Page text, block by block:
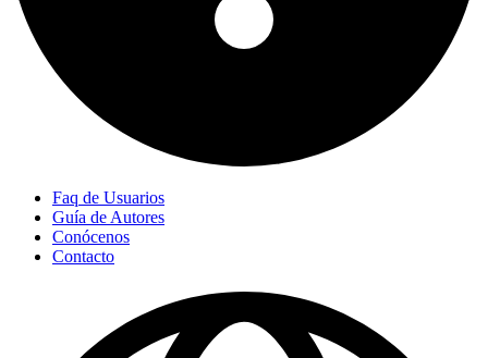
Faq de Usuarios
Guía de Autores
Conócenos
Contacto